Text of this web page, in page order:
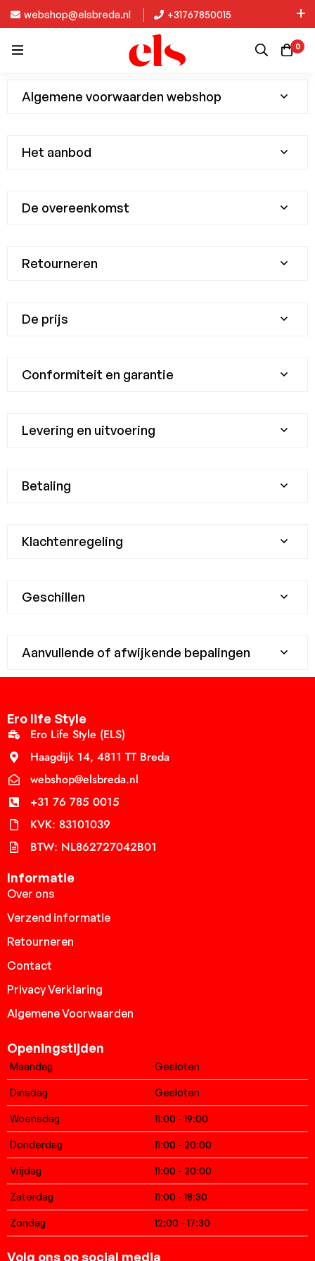
webshop@elsbreda.nl
+31767850015
Nieuw in de collectie: Kinky Diva!
0
Algemene voorwaarden webshop
Het aanbod
De overeenkomst
Retourneren
De prijs
Conformiteit en garantie
Levering en uitvoering
Betaling
Klachtenregeling
Geschillen
Aanvullende of afwijkende bepalingen
Ero life Style
Ero Life Style (ELS)
Haagdijk 14, 4811 TT Breda
webshop@elsbreda.nl
+31 76 785 0015
KVK: 83101039
BTW: NL862727042B01
Informatie
Over ons
Verzend informatie
Retourneren
Contact
Privacy Verklaring
Algemene Voorwaarden
Openingstijden
Maandag Gesloten
Dinsdag Gesloten
Woensdag 11:00 - 19:00
Donderdag 11:00 - 20:00
Vrijdag 11:00 - 20:00
Zaterdag 11:00 - 18:30
Zondag 12:00 - 17:30
Volg ons op social media